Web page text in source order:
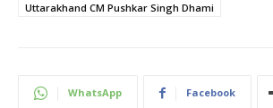
Uttarakhand CM Pushkar Singh Dhami
WhatsApp Facebook